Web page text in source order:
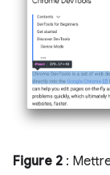
Figure 2 :